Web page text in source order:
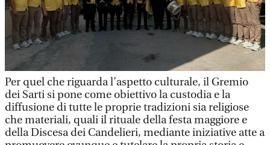
Per quel che riguarda l’aspetto culturale, il Gremio
dei Sarti si pone come obiettivo la custodia e la
diffusione di tutte le proprie tradizioni sia religiose
che materiali, quali il rituale della festa maggiore e
della Discesa dei Candelieri, mediante iniziative atte a